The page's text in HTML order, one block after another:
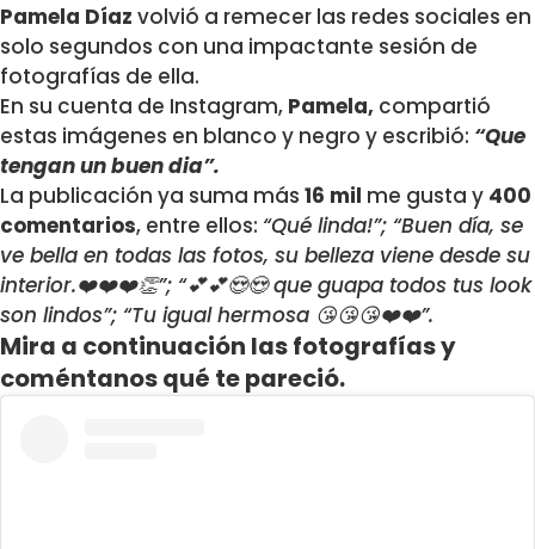
Pamela Díaz volvió a remecer las redes sociales en
solo segundos con una impactante sesión de
fotografías de ella.
En su cuenta de Instagram, Pamela, compartió
estas imágenes en blanco y negro y escribió: “Que
tengan un buen dia”.
La publicación ya suma más 16 mil me gusta y 400
comentarios, entre ellos: “Qué linda!”; “Buen día, se
ve bella en todas las fotos, su belleza viene desde su
interior.❤️❤️❤️👏”; “💕💕😍😍 que guapa todos tus look
son lindos”; “Tu igual hermosa 😘😘😘❤️❤️”.
Mira a continuación las fotografías y
coméntanos qué te pareció.